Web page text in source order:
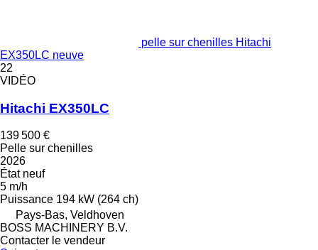
pelle sur chenilles Hitachi
EX350LC neuve
22
VIDÉO
Hitachi EX350LC
139 500 €
Pelle sur chenilles
2026
Étatneuf
5 m/h
Puissance 194 kW (264 ch)
Pays-Bas, Veldhoven
BOSS MACHINERY B.V.
Contacter le vendeur